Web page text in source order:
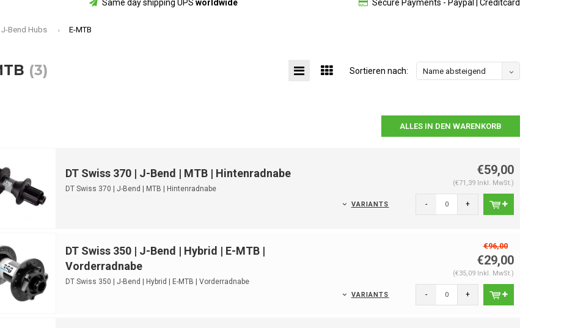
Same day shipping UPS worldwide Secure Payments - Paypal | Creditcard
Bend Hubs E-MTB
(3) Sortieren nach: Name absteigend
ALLES IN DEN WARENKORB
DT Swiss 370 | J-Bend | MTB | Hintenradnabe
DT Swiss 370 | J-Bend | MTB | Hintenradnabe
€59,00
(€71,39 Inkl. MwSt.)
VARIANTS - +
DT Swiss 350 | J-Bend | Hybrid | E-MTB |
Vorderradnabe
DT Swiss 350 | J-Bend | Hybrid | E-MTB | Vorderradnabe
€96,00
€29,00
(€35,09 Inkl. MwSt.)
VARIANTS - +